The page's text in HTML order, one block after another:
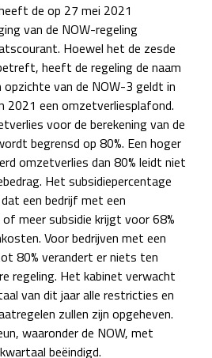
de op 27 mei 2021
van de NOW-regeling
Hoewel het de zesde
heeft de regeling de naam
opzichte van de NOW-3 geldt in
2021 een omzetverliesplafond.
voor de berekening van de
begrensd op 80%. Een hoger
omzetverlies dan 80% leidt niet
Het subsidiepercentage
een bedrijf met een
meer subsidie krijgt voor 68%
Voor bedrijven met een
80% verandert er niets ten
regeling. Het kabinet verwacht
van dit jaar alle restricties en
zullen zijn opgeheven.
waaronder de NOW, met
beëindigd.